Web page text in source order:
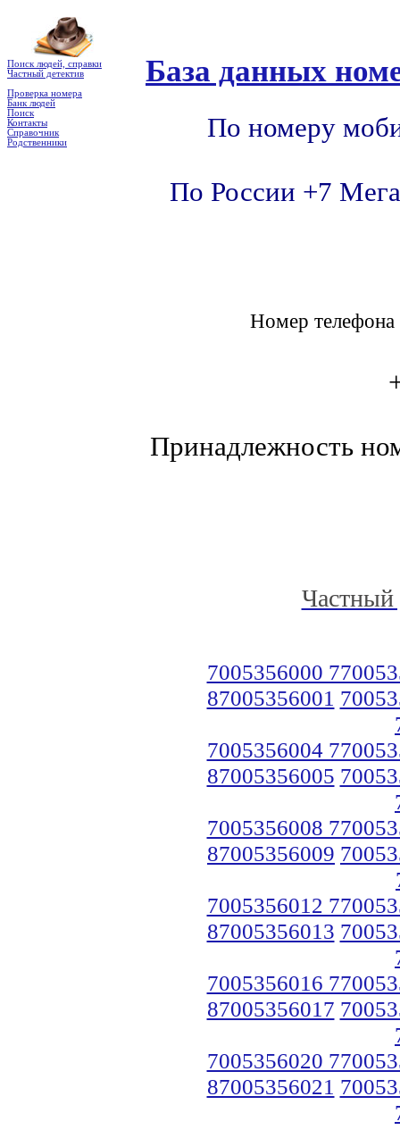
Поиск людей, справки
Частный детектив
Проверка номера
Банк людей
Поиск
Контакты
Справочник
Родственники
База данных
По номеру
По России +7
Номер
Принадлежность
Частный
7005356000
87005356001
7005356004
87005356005
7005356008
87005356009
7005356012
87005356013
7005356016
87005356017
7005356020
87005356021